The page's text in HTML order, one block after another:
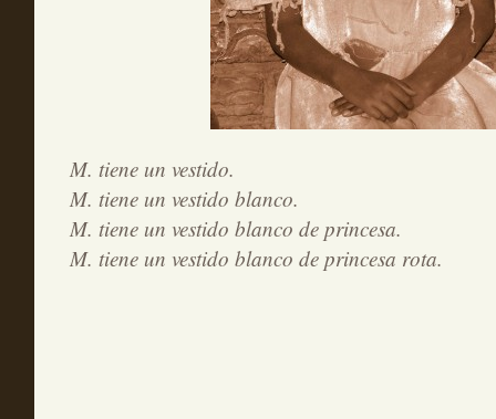
M. tiene un vestido.
M. tiene un vestido blanco.
M. tiene un vestido blanco de princesa.
M. tiene un vestido blanco de princesa rota.